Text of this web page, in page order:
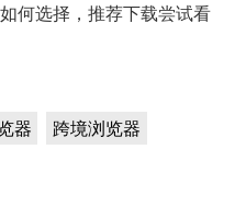
何选择，推荐下载尝试看
器 ，跨境浏览器